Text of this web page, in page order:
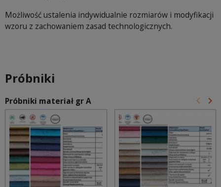
Możliwość ustalenia indywidualnie rozmiarów i modyfikacji
wzoru z zachowaniem zasad technologicznych.
Próbniki
Próbniki materiał gr A keyboard_arrow_left keyboard_arrow_right